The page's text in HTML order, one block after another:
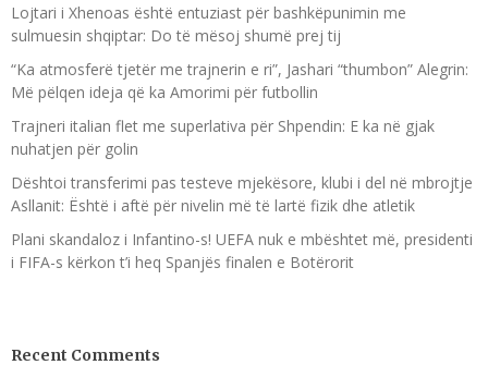
Lojtari i Xhenoas është entuziast për bashkëpunimin me
sulmuesin shqiptar: Do të mësoj shumë prej tij
“Ka atmosferë tjetër me trajnerin e ri”, Jashari “thumbon” Alegrin:
Më pëlqen ideja që ka Amorimi për futbollin
Trajneri italian flet me superlativa për Shpendin: E ka në gjak
nuhatjen për golin
Dështoi transferimi pas testeve mjekësore, klubi i del në mbrojtje
Asllanit: Është i aftë për nivelin më të lartë fizik dhe atletik
Plani skandaloz i Infantino-s! UEFA nuk e mbështet më, presidenti
i FIFA-s kërkon t’i heq Spanjës finalen e Botërorit
Recent Comments